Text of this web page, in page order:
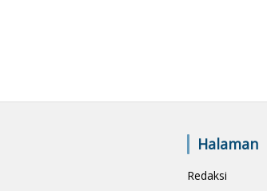
Halaman
Redaksi